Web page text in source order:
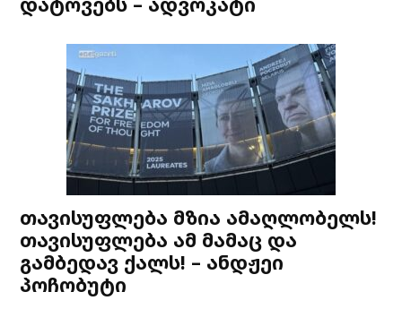
თავისუფლება მზია ამაღლობელს!
თავისუფლება ამ მამაც და
გამბედავ ქალს! – ანდჟეი
პოჩობუტი